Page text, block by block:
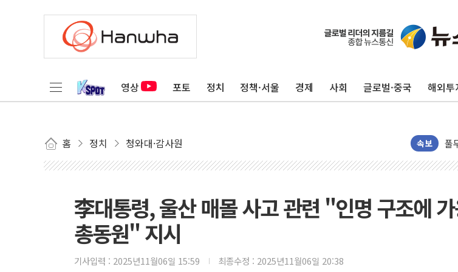
영상 포토 정치 정책·서울 경제 사회 글로벌·중국 해외투
홈 정치 청와대·감사원 속보
병
'
여
현
與
"AI
李대통령, 울산 매몰 사고 관련 "인명 구조에
총동원" 지시
기사입력 : 2025년11월06일 15:59 최종수정 : 2025년11월06일 20:38